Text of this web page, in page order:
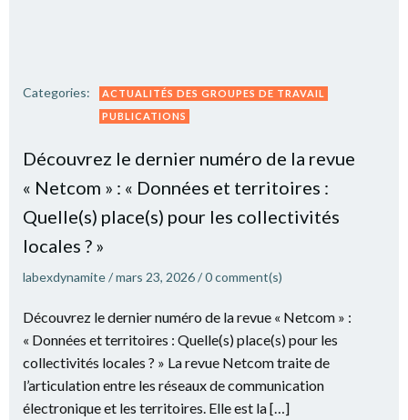
Categories:
ACTUALITÉS DES GROUPES DE TRAVAIL
PUBLICATIONS
Découvrez le dernier numéro de la revue
« Netcom » : « Données et territoires :
Quelle(s) place(s) pour les collectivités
locales ? »
labexdynamite/mars 23, 2026/0comment(s)
Découvrez le dernier numéro de la revue « Netcom » :
« Données et territoires : Quelle(s) place(s) pour les
collectivités locales ? » La revue Netcom traite de
l’articulation entre les réseaux de communication
électronique et les territoires. Elle est la […]